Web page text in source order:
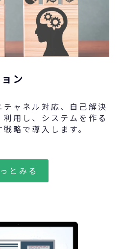
ン
ャネル対応、自己解決
用し、システムを作る
略で導入します。
とみる